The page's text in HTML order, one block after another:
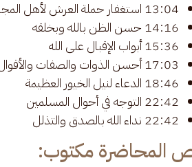
13:04 استغفار حملة العرش لأهل المجامع
14:16 حسن الظن بالله وبخلقه
15:36 أبواب الإقبال على الله
17:03 أحسن الذوات والصفات والأقوال والأماكن
18:46 الدعاء لنيل الخيور العظيمة
22:42 التوجه في أحوال المسلمين
22:42 نداء الله بالصدق والتذلل
المحاضرة مكتوب: